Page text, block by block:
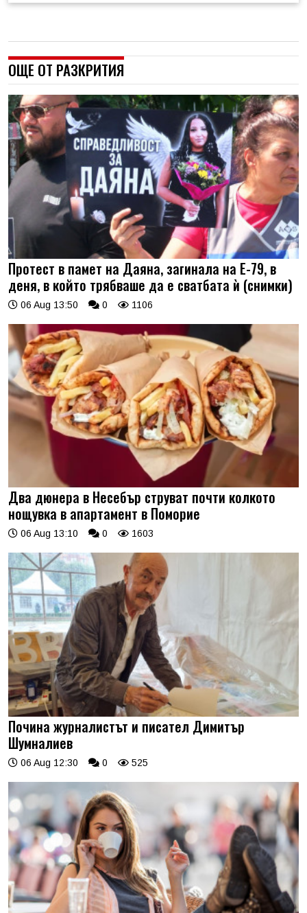
ОЩЕ ОТ РАЗКРИТИЯ
Протест в памет на Даяна, загинала на Е-79, в
деня, в който трябваше да е сватбата ѝ (снимки)
06 Aug 13:50 0 1106
Два дюнера в Несебър струват почти колкото
нощувка в апартамент в Поморие
06 Aug 13:10 0 1603
Почина журналистът и писател Димитър
Шумналиев
06 Aug 12:30 0 525